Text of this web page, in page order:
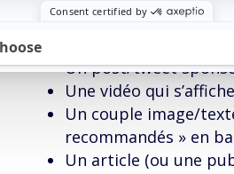
Voici quelques
Un post/tweet
Une vidéo qui
Un couple image/
recommandés » en
Un article (ou une